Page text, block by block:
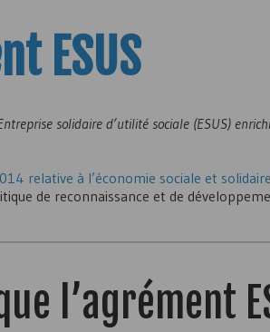
ESUS
solidaire d’utilité sociale (ESUS)
relative à l’économie sociale et solidaire
de reconnaissance et de
l’agrément